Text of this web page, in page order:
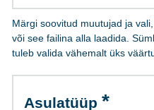
Märgi soovitud muutujad ja
või see failina alla laadida.
tuleb valida vähemalt üks
Asulatüüp